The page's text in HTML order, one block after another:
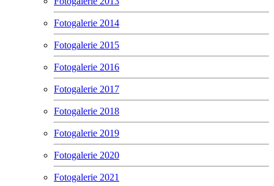
Fotogalerie 2014
Fotogalerie 2015
Fotogalerie 2016
Fotogalerie 2017
Fotogalerie 2018
Fotogalerie 2019
Fotogalerie 2020
Fotogalerie 2021